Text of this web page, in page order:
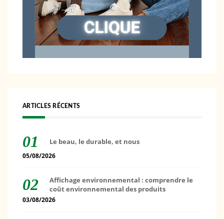
ARTICLES RÉCENTS
Le beau, le durable, et nous
05/08/2026
Affichage environnemental : comprendre le
coût environnemental des produits
03/08/2026